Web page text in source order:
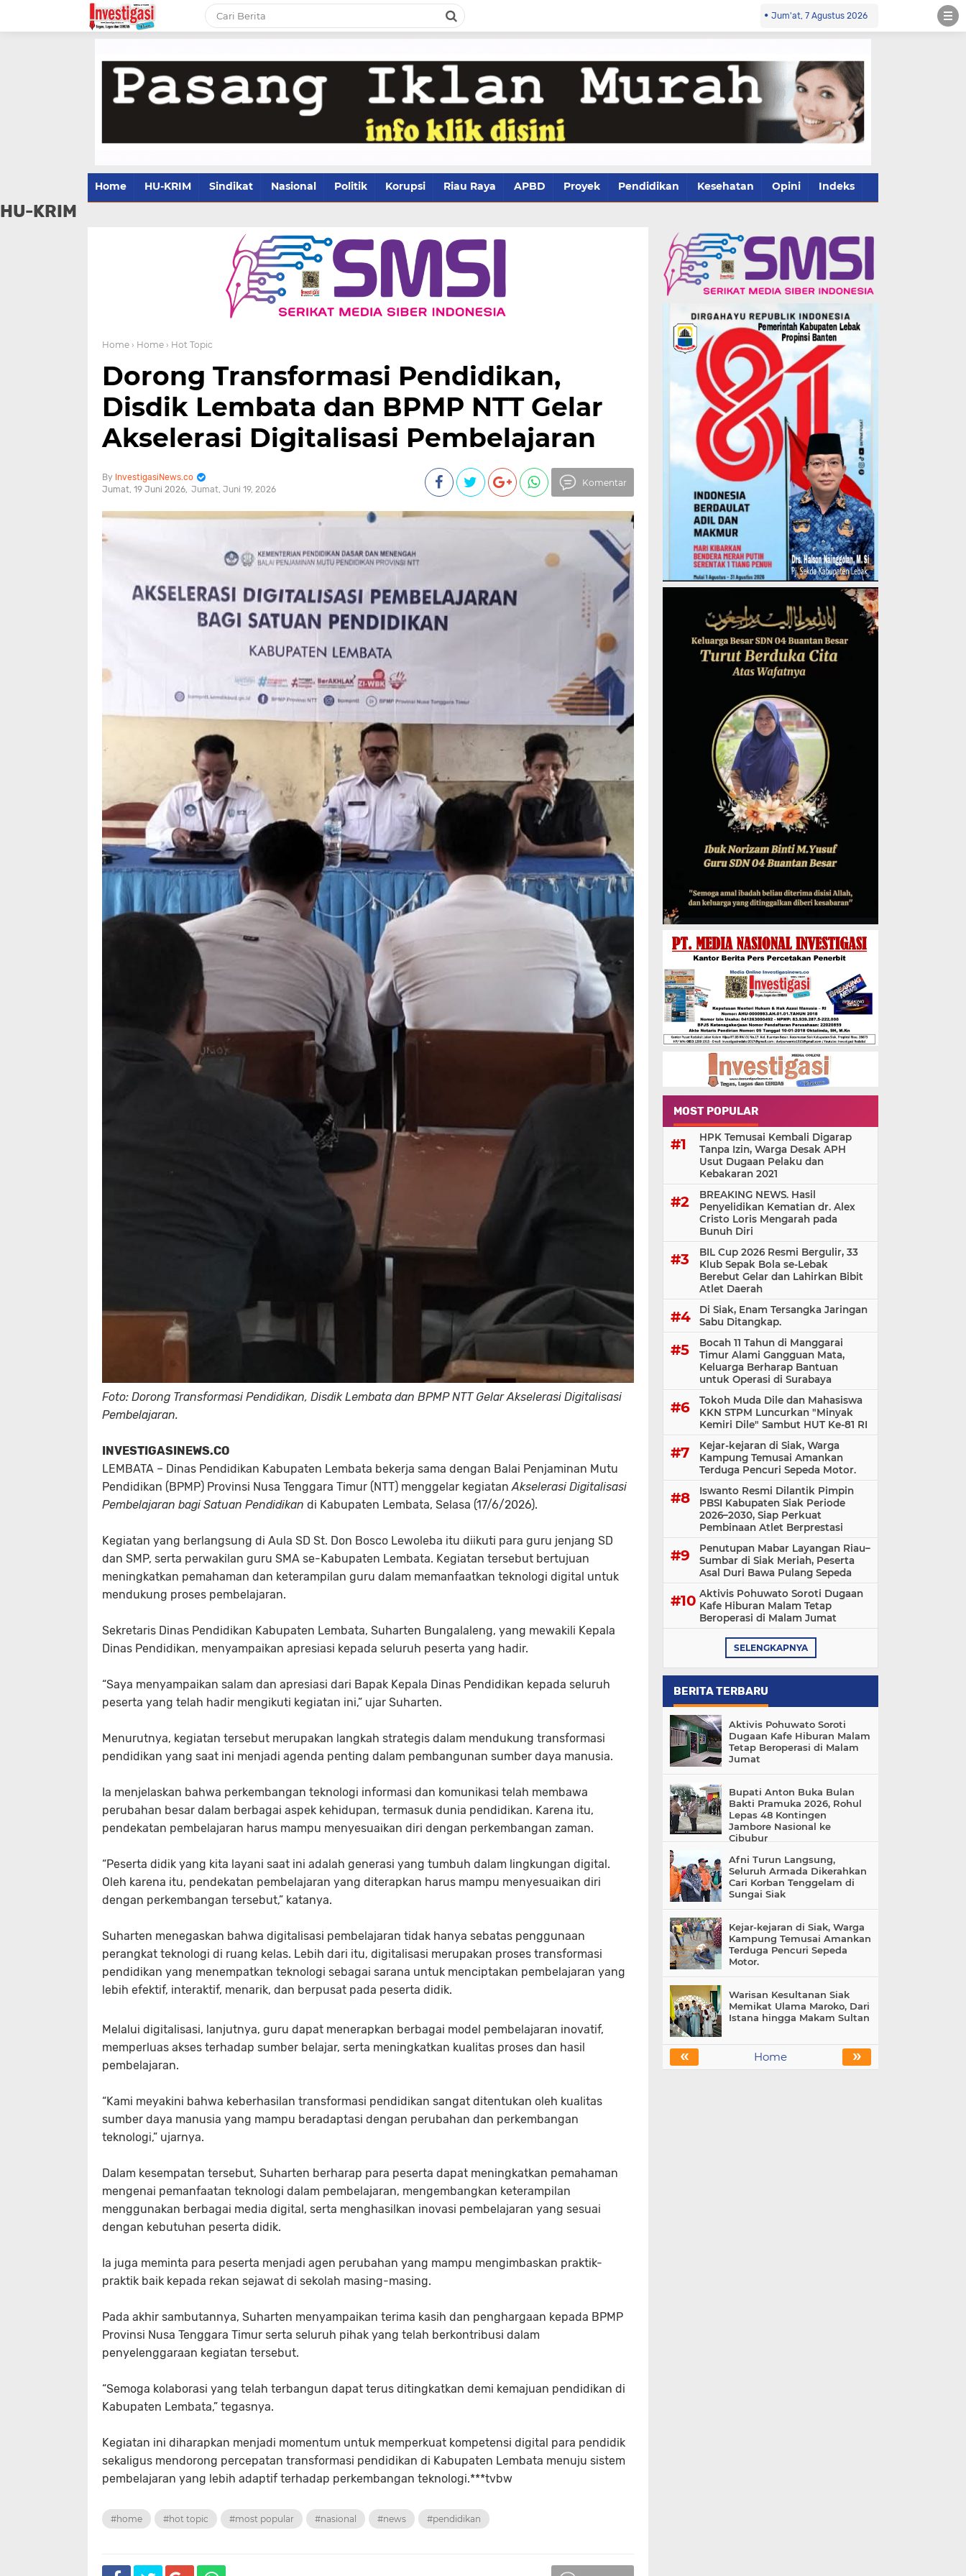
Jum'at, 7 Agustus 2026
Home HU-KRIM Sindikat Nasional Politik Korupsi Riau Raya APBD Proyek Pendidikan Kesehatan Opini Indeks
HU-KRIM
Home › Home › Hot Topic
Dorong Transformasi Pendidikan,
Disdik Lembata dan BPMP NTT Gelar
Akselerasi Digitalisasi Pembelajaran
InvestigasiNews.co
Jumat, 19 Juni 2026 Jumat, Juni 19, 2026
Komentar
Foto: Dorong Transformasi Pendidikan, Disdik Lembata dan BPMP NTT Gelar Akselerasi Digitalisasi
Pembelajaran.
INVESTIGASINEWS.CO
LEMBATA – Dinas Pendidikan Kabupaten Lembata bekerja sama dengan Balai Penjaminan Mutu
Pendidikan (BPMP) Provinsi Nusa Tenggara Timur (NTT) menggelar kegiatanAkselerasi Digitalisasi
Pembelajaran bagi Satuan Pendidikan di Kabupaten Lembata, Selasa (17/6/2026).
Kegiatan yang berlangsung di Aula SD St. Don Bosco Lewoleba itu diikuti para guru jenjang SD
dan SMP, serta perwakilan guru SMA se-Kabupaten Lembata. Kegiatan tersebut bertujuan
meningkatkan pemahaman dan keterampilan guru dalam memanfaatkan teknologi digital untuk
mendukung proses pembelajaran.
Sekretaris Dinas Pendidikan Kabupaten Lembata, Suharten Bungalaleng, yang mewakili Kepala
Dinas Pendidikan, menyampaikan apresiasi kepada seluruh peserta yang hadir.
“Saya menyampaikan salam dan apresiasi dari Bapak Kepala Dinas Pendidikan kepada seluruh
peserta yang telah hadir mengikuti kegiatan ini,” ujar Suharten.
Menurutnya, kegiatan tersebut merupakan langkah strategis dalam mendukung transformasi
pendidikan yang saat ini menjadi agenda penting dalam pembangunan sumber daya manusia.
Ia menjelaskan bahwa perkembangan teknologi informasi dan komunikasi telah membawa
perubahan besar dalam berbagai aspek kehidupan, termasuk dunia pendidikan. Karena itu,
pendekatan pembelajaran harus mampu menyesuaikan diri dengan perkembangan zaman.
“Peserta didik yang kita layani saat ini adalah generasi yang tumbuh dalam lingkungan digital.
Oleh karena itu, pendekatan pembelajaran yang diterapkan harus mampu menyesuaikan diri
dengan perkembangan tersebut,” katanya.
Suharten menegaskan bahwa digitalisasi pembelajaran tidak hanya sebatas penggunaan
perangkat teknologi di ruang kelas. Lebih dari itu, digitalisasi merupakan proses transformasi
pendidikan yang menempatkan teknologi sebagai sarana untuk menciptakan pembelajaran yang
lebih efektif, interaktif, menarik, dan berpusat pada peserta didik.
Melalui digitalisasi, lanjutnya, guru dapat menerapkan berbagai model pembelajaran inovatif,
memperluas akses terhadap sumber belajar, serta meningkatkan kualitas proses dan hasil
pembelajaran.
“Kami meyakini bahwa keberhasilan transformasi pendidikan sangat ditentukan oleh kualitas
sumber daya manusia yang mampu beradaptasi dengan perubahan dan perkembangan
teknologi,” ujarnya.
Dalam kesempatan tersebut, Suharten berharap para peserta dapat meningkatkan pemahaman
mengenai pemanfaatan teknologi dalam pembelajaran, mengembangkan keterampilan
menggunakan berbagai media digital, serta menghasilkan inovasi pembelajaran yang sesuai
dengan kebutuhan peserta didik.
Ia juga meminta para peserta menjadi agen perubahan yang mampu mengimbaskan praktik-
praktik baik kepada rekan sejawat di sekolah masing-masing.
Pada akhir sambutannya, Suharten menyampaikan terima kasih dan penghargaan kepada BPMP
Provinsi Nusa Tenggara Timur serta seluruh pihak yang telah berkontribusi dalam
penyelenggaraan kegiatan tersebut.
“Semoga kolaborasi yang telah terbangun dapat terus ditingkatkan demi kemajuan pendidikan di
Kabupaten Lembata,” tegasnya.
Kegiatan ini diharapkan menjadi momentum untuk memperkuat kompetensi digital para pendidik
sekaligus mendorong percepatan transformasi pendidikan di Kabupaten Lembata menuju sistem
pembelajaran yang lebih adaptif terhadap perkembangan teknologi.***tvbw
#home #hot topic #most popular #nasional #news #pendidikan
MOST POPULAR
HPK Temusai Kembali Digarap
Tanpa Izin, Warga Desak APH
Usut Dugaan Pelaku dan
Kebakaran 2021
BREAKING NEWS. Hasil
Penyelidikan Kematian dr. Alex
Cristo Loris Mengarah pada
Bunuh Diri
BIL Cup 2026 Resmi Bergulir, 33
Klub Sepak Bola se-Lebak
Berebut Gelar dan Lahirkan Bibit
Atlet Daerah
Di Siak, Enam Tersangka Jaringan
Sabu Ditangkap.
Bocah 11 Tahun di Manggarai
Timur Alami Gangguan Mata,
Keluarga Berharap Bantuan
untuk Operasi di Surabaya
Tokoh Muda Dile dan Mahasiswa
KKN STPM Luncurkan "Minyak
Kemiri Dile" Sambut HUT Ke-81 RI
Kejar-kejaran di Siak, Warga
Kampung Temusai Amankan
Terduga Pencuri Sepeda Motor.
Iswanto Resmi Dilantik Pimpin
PBSI Kabupaten Siak Periode
2026–2030, Siap Perkuat
Pembinaan Atlet Berprestasi
Penutupan Mabar Layangan Riau–
Sumbar di Siak Meriah, Peserta
Asal Duri Bawa Pulang Sepeda
Aktivis Pohuwato Soroti Dugaan
Kafe Hiburan Malam Tetap
Beroperasi di Malam Jumat
SELENGKAPNYA
BERITA TERBARU
Aktivis Pohuwato Soroti
Dugaan Kafe Hiburan Malam
Tetap Beroperasi di Malam
Jumat
Bupati Anton Buka Bulan
Bakti Pramuka 2026, Rohul
Lepas 48 Kontingen
Jambore Nasional ke
Cibubur
Afni Turun Langsung,
Seluruh Armada Dikerahkan
Cari Korban Tenggelam di
Sungai Siak
Kejar-kejaran di Siak, Warga
Kampung Temusai Amankan
Terduga Pencuri Sepeda
Motor.
Warisan Kesultanan Siak
Memikat Ulama Maroko, Dari
Istana hingga Makam Sultan
« »
Home